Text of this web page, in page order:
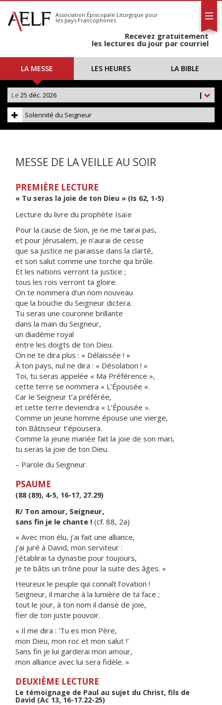
S'abonner
Calendrier
Association Épiscopale Liturgique pour
les pays Francophones
Recevez gratuitement
les lectures du jour par courriel
LA MESSE LES HEURES LA BIBLE
|
Le 25 déc. 2026
Solennité du Seigneur
MESSE DE LA VEILLE AU SOIR
PREMIÈRE LECTURE
« Tu seras la joie de ton Dieu » (Is 62, 1-5)
Lecture du livre du prophète Isaïe
Pour la cause de Sion, je ne me tairai pas,
et pour Jérusalem, je n’aurai de cesse
que sa justice ne paraisse dans la clarté,
et son salut comme une torche qui brûle.
Et les nations verront ta justice ;
tous les rois verront ta gloire.
On te nommera d’un nom nouveau
que la bouche du Seigneur dictera.
Tu seras une couronne brillante
dans la main du Seigneur,
un diadème royal
entre les doigts de ton Dieu.
On ne te dira plus : « Délaissée ! »
À ton pays, nul ne dira : « Désolation ! »
Toi, tu seras appelée « Ma Préférence »,
cette terre se nommera « L’Épousée ».
Car le Seigneur t’a préférée,
et cette terre deviendra « L’Épousée ».
Comme un jeune homme épouse une vierge,
ton Bâtisseur t’épousera.
Comme la jeune mariée fait la joie de son mari,
tu seras la joie de ton Dieu.
– Parole du Seigneur.
PSAUME
(88 (89), 4-5, 16-17, 27.29)
R/ Ton amour, Seigneur,
sans fin je le chante ! (cf. 88, 2a)
« Avec mon élu, j’ai fait une alliance,
j’ai juré à David, mon serviteur :
J’établirai ta dynastie pour toujours,
je te bâtis un trône pour la suite des âges. »
Heureux le peuple qui connaît l’ovation !
Seigneur, il marche à la lumière de ta face ;
tout le jour, à ton nom il danse de joie,
fier de ton juste pouvoir.
« Il me dira : 'Tu es mon Père,
mon Dieu, mon roc et mon salut !'
Sans fin je lui garderai mon amour,
mon alliance avec lui sera fidèle. »
DEUXIÈME LECTURE
Le témoignage de Paul au sujet du Christ, fils de
David (Ac 13, 16-17.22-25)